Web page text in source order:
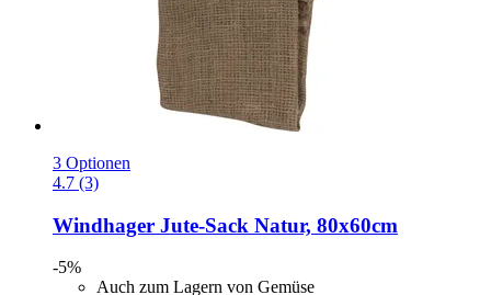
3 Optionen
4.7 (3)
Windhager Jute-​Sack Natur, 80x60cm
-5%
Auch zum Lagern von Gemüse